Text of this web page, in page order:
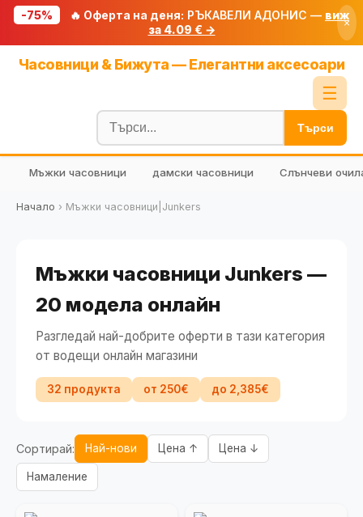
-75% 🔥 Оферта на деня: РЪКАВЕЛИ АДОНИС — виж
за 4.09 € →
×
Часовници & Бижута — Елегантни аксесоари
☰
Блог
🧮 Калкулатори
🔍 Намери продукт
🎁 Подарък
Търси
Мъжки часовници дамски часовници Слънчеви
Начало › Мъжки часовници|Junkers
Мъжки часовници Junkers —
20 модела онлайн
Разгледай най-добрите оферти в тази категория
от водещи онлайн магазини
32 продукта от 250€ до 2,385€
Сортирай: Най-нови Цена ↑ Цена ↓
Намаление